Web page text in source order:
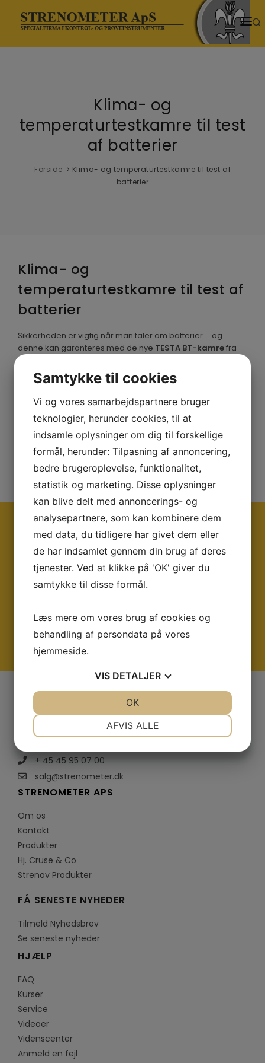
HJEM
NYHEDER
OM OS
ENGLISH
Klima- og
temperaturtestkamre til test
af batterier
Forside
Klima- og temperaturtestkamre til test af
batterier
Klima- og
temperaturtestkamre til test af
batterier
Sikkerheden er vigtig når man taler om batterier … og
denne kan garanteres med de nye TESTA BT-kamrefra
Aralab.
Aralab TESTA BT-kamre leverer et kontrolleret miljø, der
efterligner de forskellige temperatur- og fugtforhold, som
batterier kan støde på gennem deres livscyklus. Det
betyder at vi kan tilbyde en lang række forskellige løsninger
til sikre, pålidelige og avancerede batteritest.
Læs mere om TESTA BT-kamrene her: Aralab TESTA BT
Ring og få en snak med os i dag på tlf:
+45 45 95 07 00eller på mail:
salg@strenometer.dk
Vi sidder altid klar med rådgivning og et godt
tilbud
KONTAKT OS
+ 45 45 95 07 00
salg@strenometer.dk
STRENOMETER APS
Om os
Kontakt
Produkter
Hj. Cruse & Co
Strenov Produkter
FÅ SENESTE NYHEDER
Tilmeld Nyhedsbrev
Se seneste nyheder
HJÆLP
FAQ
Kurser
Service
Videoer
Videnscenter
Anmeld en fejl
Samtykke til cookies
Vi og vores samarbejdspartnere bruger
teknologier, herunder cookies, til at
indsamle oplysninger om dig til forskellige
formål, herunder: Tilpasning af annoncering,
bedre brugeroplevelse, funktionalitet,
statistik og marketing. Disse oplysninger
kan blive delt med annoncerings- og
analysepartnere, som kan kombinere dem
med data, du tidligere har givet dem eller
de har indsamlet gennem din brug af deres
tjenester. Ved at klikke på 'OK' giver du
samtykke til disse formål.
Læs mere om vores brug af cookies og
behandling af persondata på vores
hjemmeside.
VIS DETALJER
MARKETING
AFVIS ALLE
OK